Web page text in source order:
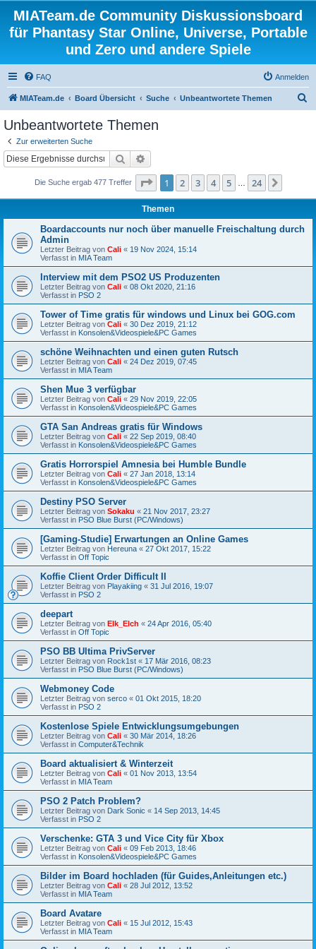
MIATeam.de Community Diskussionsboard
für Phantasy Star Online, Universe, Portable
und Zero und andere Spiele
FAQ Anmelden
MIATeam.de Board Übersicht Suche Unbeantwortete Themen
Unbeantwortete Themen
Zur erweiterten Suche
Suche
Die Suche ergab 477 Treffer Seite 1von 24
1 2 3 4 5 24
Themen
Boardaccounts nur noch über manuelle Freischaltung durch
Admin
Letzter Beitrag von Cali « 19 Nov 2024, 15:14
Verfasst in MIA Team
Interview mit dem PSO2 US Produzenten
Letzter Beitrag von Cali « 08 Okt 2020, 21:16
Verfasst in PSO 2
Tower of Time gratis für windows und Linux bei GOG.com
Letzter Beitrag von Cali « 30 Dez 2019, 21:12
Verfasst in Konsolen&Videospiele&PC Games
schöne Weihnachten und einen guten Rutsch
Letzter Beitrag von Cali « 24 Dez 2019, 07:45
Verfasst in MIA Team
Shen Mue 3 verfügbar
Letzter Beitrag von Cali « 29 Nov 2019, 22:05
Verfasst in Konsolen&Videospiele&PC Games
GTA San Andreas gratis für Windows
Letzter Beitrag von Cali « 22 Sep 2019, 08:40
Verfasst in Konsolen&Videospiele&PC Games
Gratis Horrorspiel Amnesia bei Humble Bundle
Letzter Beitrag von Cali « 27 Jan 2018, 13:14
Verfasst in Konsolen&Videospiele&PC Games
Destiny PSO Server
Letzter Beitrag von Sokaku « 21 Nov 2017, 23:27
Verfasst in PSO Blue Burst (PC/Windows)
[Gaming-Studie] Erwartungen an Online Games
Letzter Beitrag von Hereuna « 27 Okt 2017, 15:22
Verfasst in Off Topic
Koffie Client Order Difficult II
Letzter Beitrag von Playakiing « 31 Jul 2016, 19:07
Verfasst in PSO 2
deepart
Letzter Beitrag von Elk_Elch « 24 Apr 2016, 05:40
Verfasst in Off Topic
PSO BB Ultima PrivServer
Letzter Beitrag von Rock1st « 17 Mär 2016, 08:23
Verfasst in PSO Blue Burst (PC/Windows)
Webmoney Code
Letzter Beitrag von serco « 01 Okt 2015, 18:20
Verfasst in PSO 2
Kostenlose Spiele Entwicklungsumgebungen
Letzter Beitrag von Cali « 30 Mär 2014, 18:26
Verfasst in Computer&Technik
Board aktualisiert & Winterzeit
Letzter Beitrag von Cali « 01 Nov 2013, 13:54
Verfasst in MIA Team
PSO 2 Patch Problem?
Letzter Beitrag von Dark Sonic « 14 Sep 2013, 14:45
Verfasst in PSO 2
Verschenke: GTA 3 und Vice City für Xbox
Letzter Beitrag von Cali « 09 Feb 2013, 18:46
Verfasst in Konsolen&Videospiele&PC Games
Bilder im Board hochladen (für Guides,Anleitungen etc.)
Letzter Beitrag von Cali « 28 Jul 2012, 13:52
Verfasst in MIA Team
Board Avatare
Letzter Beitrag von Cali « 15 Jul 2012, 15:43
Verfasst in MIA Team